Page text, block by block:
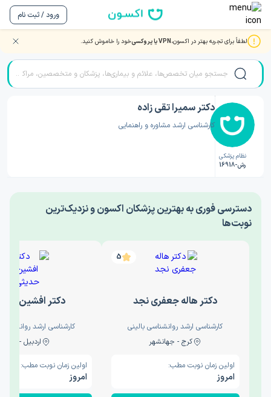
ورود / ثبت نام
لطفاً برای تجربه بهتر در اکسون،VPN یا پروکسی خود را خاموش کنید. صفحه اصلی/دکتر روانشناسی/دکتر سمیرا تقی زاده
نظام پزشکی
رش-16918
دکتر سمیرا تقی زاده
کارشناسی ارشد مشاوره و راهنمایی
‎دسترسی فوری به بهترین پزشکان اکسون و نزدیک‌ترین
نوبت‌ها
5
دکتر هاله جعفری نجد
کارشناسی ارشد روانشناسی بالینی
کرج - جهانشهر
اولین زمان نوبت مطب:
امروز
دکتر افشین
کارشناسی ارشد
اردبیل - والی
اولین زمان نوبت مطب:
امروز